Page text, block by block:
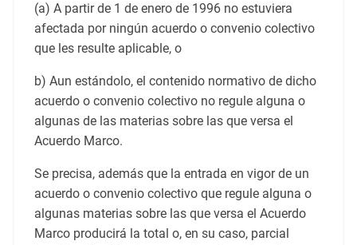
(a) A partir de 1 de enero de 1996 no estuviera
afectada por ningún acuerdo o convenio colectivo
que les resulte aplicable, o
b) Aun estándolo, el contenido normativo de dicho
acuerdo o convenio colectivo no regule alguna o
algunas de las materias sobre las que versa el
Acuerdo Marco.
Se precisa, además que la entrada en vigor de un
acuerdo o convenio colectivo que regule alguna o
algunas materias sobre las que versa el Acuerdo
Marco producirá la total o, en su caso, parcial